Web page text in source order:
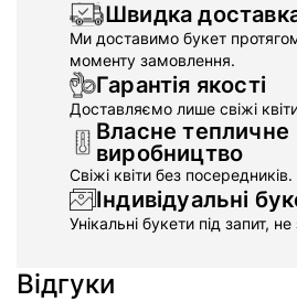
Швидка
Ми доставимо букет
моменту замовлення.
Гарантія якості
Доставляємо лише свіжі
Власне тепличне
виробництво
Свіжі квіти без посередників.
Індивідуальні
Унікальні букети під запит,
Відгуки